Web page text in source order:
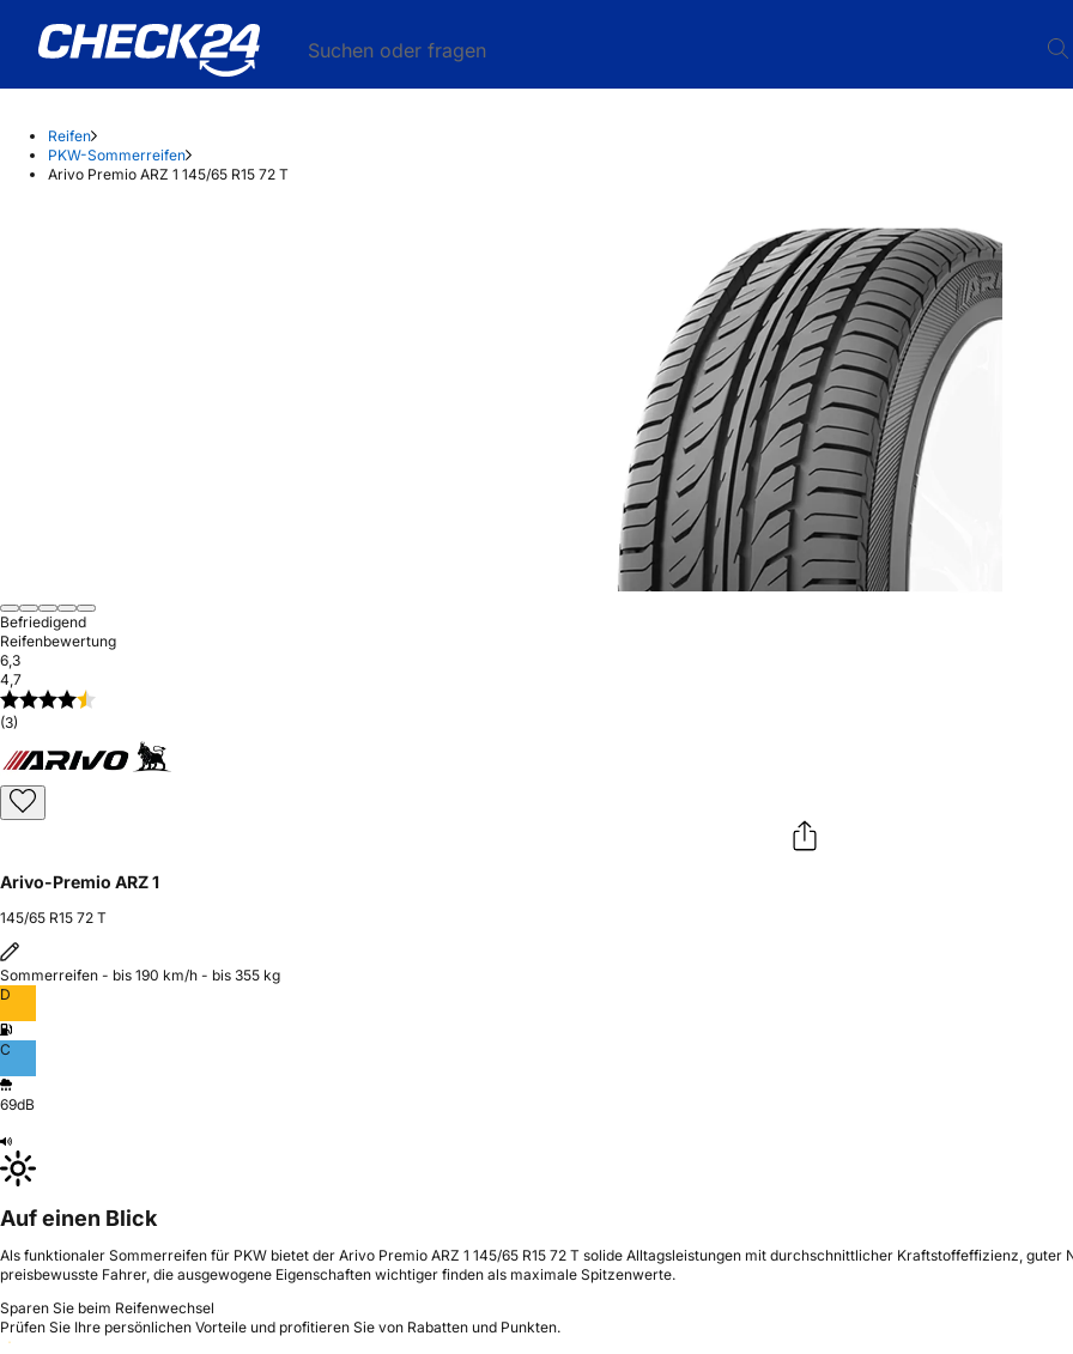
Suchen oder fragen
Reifen
PKW-Sommerreifen
Arivo Premio ARZ 1 145/65 R15 72 T
Befriedigend
Reifenbewertung
6,3
4,7
(3)
Arivo-Premio ARZ 1
145/65 R15 72 T
Sommerreifen - bis 190 km/h - bis 355 kg
D
C
69dB
Auf einen Blick
Als funktionaler Sommerreifen für PKW bietet der Arivo Premio ARZ 1 145/65 R15 72 T solide Alltagsleistungen mit durchschnittlicher Kraftstoffeffizienz,
preisbewusste Fahrer, die ausgewogene Eigenschaften wichtiger finden als maximale Spitzenwerte.
Sparen Sie beim Reifenwechsel
Prüfen Sie Ihre persönlichen Vorteile und profitieren Sie von Rabatten und Punkten.